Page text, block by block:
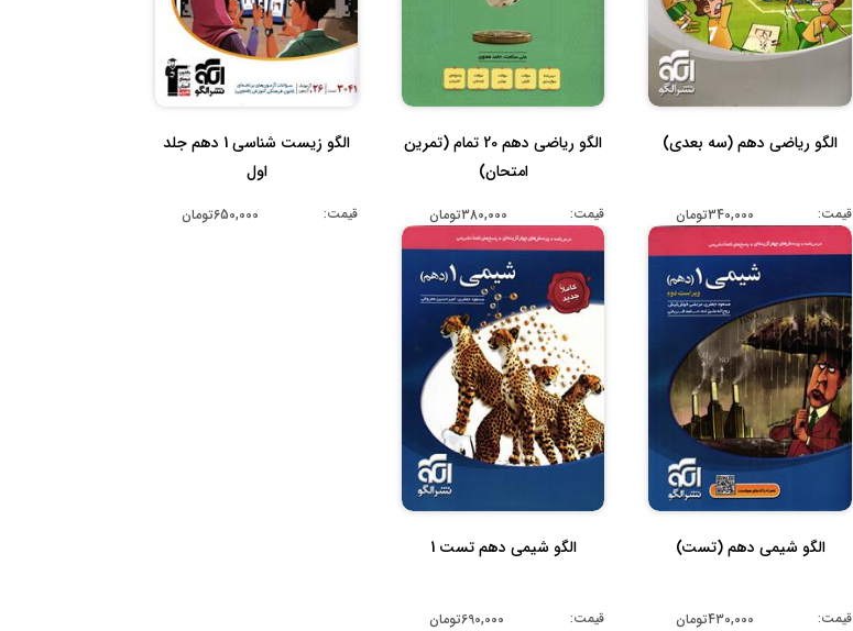
الگو ریاضی دهم (سه بعدی)
قیمت: 340,000تومان
الگو ریاضی دهم 20 تمام (تمرین
امتحان)
قیمت: 380,000تومان
الگو زیست شناسی 1 دهم جلد
اول
قیمت: 650,000تومان
الگو شیمی دهم (تست)
قیمت: 430,000تومان
الگو شیمی دهم تست 1
قیمت: 690,000تومان